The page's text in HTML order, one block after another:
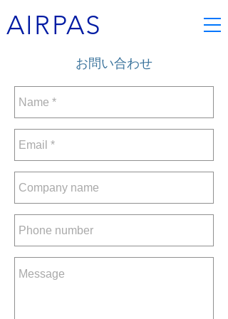
AIRPAS
お問い合わせ